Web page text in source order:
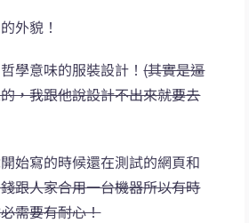
外貌！
學意味的服裝設計！(其實是逼
，我跟他說設計不出來就要去
始寫的時候還在測試的網頁和
跟人家合用一台機器所以有時
需要有耐心！